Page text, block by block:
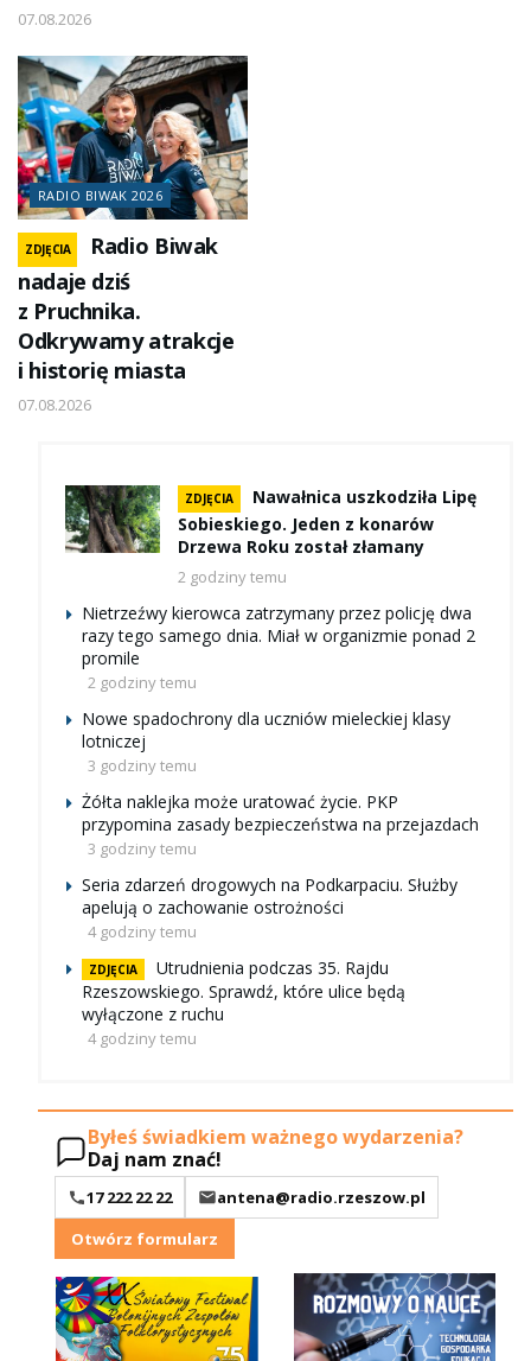
07.08.2026
RADIO BIWAK 2026
ZDJĘCIA
Radio Biwak
nadaje dziś
z Pruchnika.
Odkrywamy atrakcje
i historię miasta
07.08.2026
ZDJĘCIA
Nawałnica uszkodziła Lipę
Sobieskiego. Jeden z konarów
Drzewa Roku został złamany
2 godziny temu
Nietrzeźwy kierowca zatrzymany przez policję dwa
razy tego samego dnia. Miał w organizmie ponad 2
promile
2 godziny temu
Nowe spadochrony dla uczniów mieleckiej klasy
lotniczej
3 godziny temu
Żółta naklejka może uratować życie. PKP
przypomina zasady bezpieczeństwa na przejazdach
3 godziny temu
Seria zdarzeń drogowych na Podkarpaciu. Służby
apelują o zachowanie ostrożności
4 godziny temu
ZDJĘCIA
Utrudnienia podczas 35. Rajdu
Rzeszowskiego. Sprawdź, które ulice będą
wyłączone z ruchu
4 godziny temu
Byłeś świadkiem ważnego wydarzenia?
Daj nam znać!
17 222 22 22
antena@radio.rzeszow.pl
Otwórz formularz